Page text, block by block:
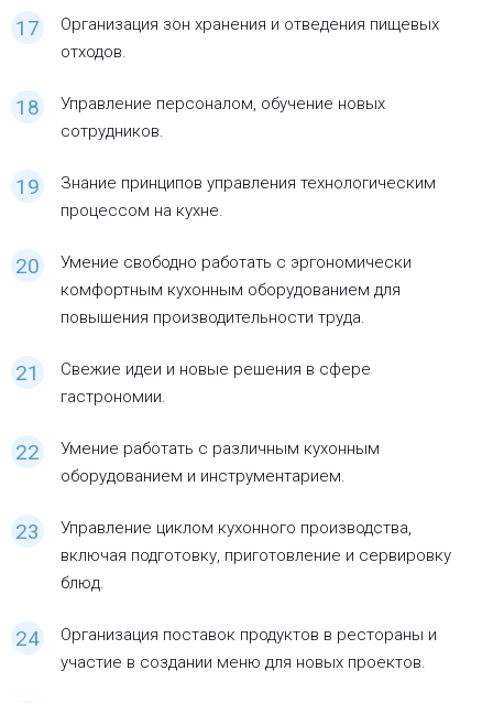
Организация зон хранения и отведения пищевых
отходов.
Управление персоналом, обучение новых
сотрудников.
Знание принципов управления технологическим
процессом на кухне.
Умение свободно работать с эргономически
комфортным кухонным оборудованием для
повышения производительности труда.
Свежие идеи и новые решения в сфере
гастрономии.
Умение работать с различным кухонным
оборудованием и инструментарием.
Управление циклом кухонного производства,
включая подготовку, приготовление и сервировку
блюд.
Организация поставок продуктов в рестораны и
участие в создании меню для новых проектов.